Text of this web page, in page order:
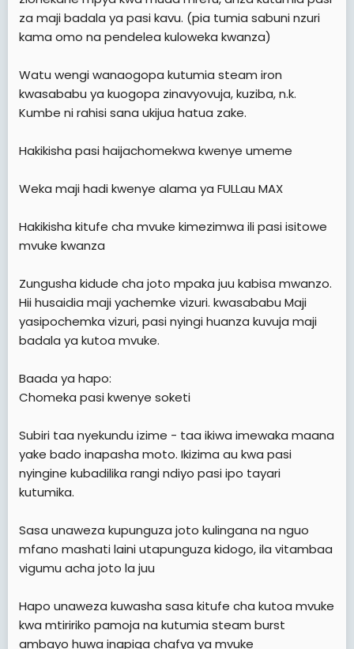
za maji badala ya pasi kavu. (pia tumia sabuni nzuri
kama omo na pendelea kuloweka kwanza)
Watu wengi wanaogopa kutumia steam iron
kwasababu ya kuogopa zinavyovuja, kuziba, n.k.
Kumbe ni rahisi sana ukijua hatua zake.
Hakikisha pasi haijachomekwa kwenye umeme
Weka maji hadi kwenye alama ya FULLau MAX
Hakikisha kitufe cha mvuke kimezimwa ili pasi isitowe
mvuke kwanza
Zungusha kidude cha joto mpaka juu kabisa mwanzo.
Hii husaidia maji yachemke vizuri. kwasababu Maji
yasipochemka vizuri, pasi nyingi huanza kuvuja maji
badala ya kutoa mvuke.
Baada ya hapo:
Chomeka pasi kwenye soketi
Subiri taa nyekundu izime - taa ikiwa imewaka maana
yake bado inapasha moto. Ikizima au kwa pasi
nyingine kubadilika rangi ndiyo pasi ipo tayari
kutumika.
Sasa unaweza kupunguza joto kulingana na nguo
mfano mashati laini utapunguza kidogo, ila vitambaa
vigumu acha joto la juu
Hapo unaweza kuwasha sasa kitufe cha kutoa mvuke
kwa mtiririko pamoja na kutumia steam burst
ambayo huwa inapiga chafya ya mvuke